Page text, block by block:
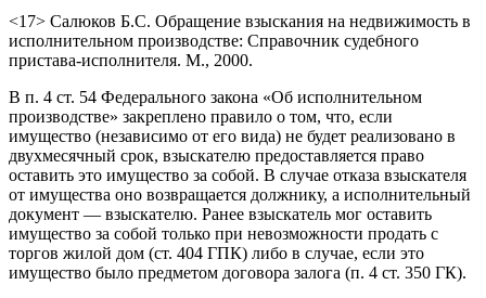
<17> Салюков Б.С. Обращение взыскания на недвижимость в
исполнительном производстве: Справочник судебного
пристава-исполнителя. М., 2000.
В п. 4 ст. 54 Федерального закона «Об исполнительном
производстве» закреплено правило о том, что, если
имущество (независимо от его вида) не будет реализовано в
двухмесячный срок, взыскателю предоставляется право
оставить это имущество за собой. В случае отказа взыскателя
от имущества оно возвращается должнику, а исполнительный
документ — взыскателю. Ранее взыскатель мог оставить
имущество за собой только при невозможности продать с
торгов жилой дом (ст. 404 ГПК) либо в случае, если это
имущество было предметом договора залога (п. 4 ст. 350 ГК).